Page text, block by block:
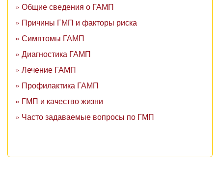
» Общие сведения о ГАМП
» Причины ГМП и факторы риска
» Симптомы ГАМП
» Диагностика ГАМП
» Лечение ГАМП
» Профилактика ГАМП
» ГМП и качество жизни
» Часто задаваемые вопросы по ГМП